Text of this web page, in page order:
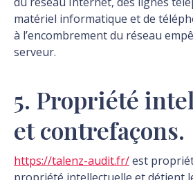
matériel informatique et de
à l’encombrement du réseau
serveur.
5. Propriété
et contrefaçons.
https://talenz-audit.fr/est